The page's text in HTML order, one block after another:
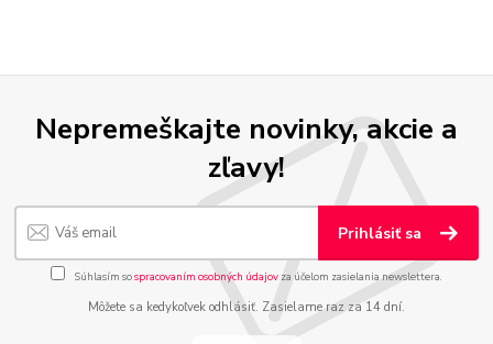
Nepremeškajte novinky, akcie a
zľavy!
Prihlásiť sa
Súhlasím sospracovaním osobných údajov za účelom zasielania newslettera.
Môžete sa kedykoľvek odhlásiť. Zasielame raz za 14 dní.